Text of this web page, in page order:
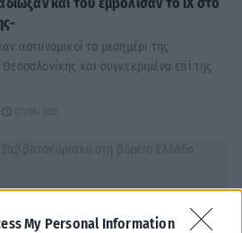
My Personal Information
αστυνομικοί το μεσημέρι της
και συγκεκριμένα επί της